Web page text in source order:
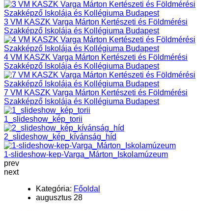
3 VM KASZK Varga Márton Kertészeti és Földmérési
Szakképző Iskolája és Kollégiuma Budapest
4 VM KASZK Varga Márton Kertészeti és Földmérési
Szakképző Iskolája és Kollégiuma Budapest
7 VM KASZK Varga Márton Kertészeti és Földmérési
Szakképző Iskolája és Kollégiuma Budapest
1_slideshow_kép_torii
2_slideshow_kép_kívánság_híd
1-slideshow-kep-Varga_Márton_Iskolamúzeum
prev
next
Kategória: Főoldal
augusztus 28